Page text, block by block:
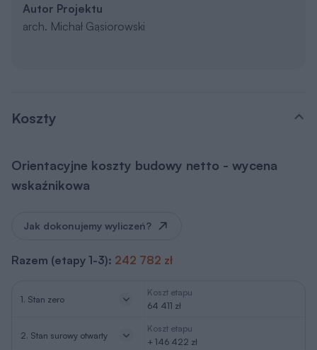
Autor Projektu
arch. Michał Gąsiorowski
Koszty
Orientacyjne koszty budowy netto - wycena
wskaźnikowa
Jak dokonujemy wyliczeń?
Razem (etapy 1-3): 242 782 zł
1. Stan zero
Koszt etapu
64 411 zł
2. Stan surowy otwarty
Koszt etapu
+ 146 422 zł